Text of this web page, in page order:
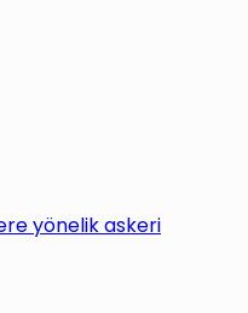
yönelik askeri